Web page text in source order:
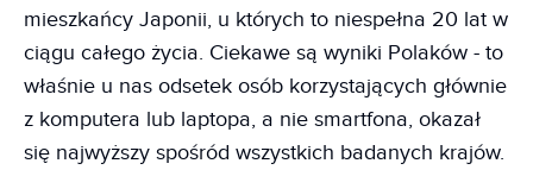
mieszkańcy Japonii, u których to niespełna 20 lat w
ciągu całego życia. Ciekawe są wyniki Polaków - to
właśnie u nas odsetek osób korzystających głównie
z komputera lub laptopa, a nie smartfona, okazał
się najwyższy spośród wszystkich badanych krajów.